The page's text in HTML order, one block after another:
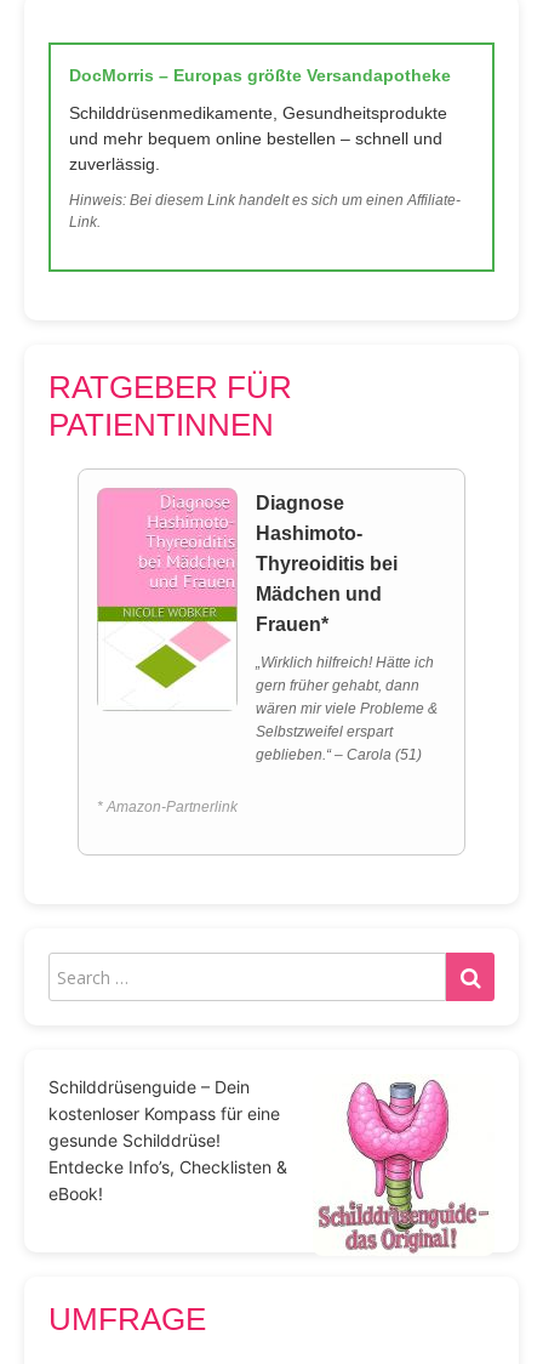
DocMorris – Europas größte Versandapotheke
Schilddrüsenmedikamente, Gesundheitsprodukte
und mehr bequem online bestellen – schnell und
zuverlässig.
Hinweis: Bei diesem Link handelt es sich um einen Affiliate-
Link.
RATGEBER FÜR
PATIENTINNEN
Diagnose
Hashimoto-
Thyreoiditis bei
Mädchen und
Frauen*
„Wirklich hilfreich! Hätte ich
gern früher gehabt, dann
wären mir viele Probleme &
Selbstzweifel erspart
geblieben.“ – Carola (51)
* Amazon-Partnerlink
Schilddrüsenguide – Dein
kostenloser Kompass für eine
gesunde Schilddrüse!
Entdecke Info’s, Checklisten &
eBook!
UMFRAGE